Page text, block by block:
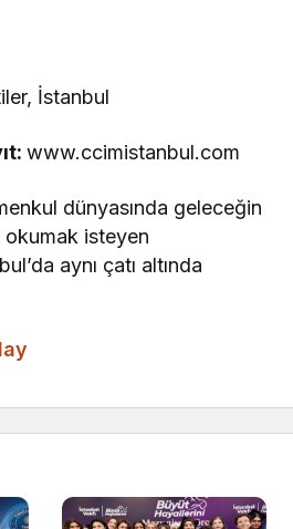
İstanbul
www.ccimistanbul.com
dünyasında geleceğin
okumak isteyen
aynı çatı altında